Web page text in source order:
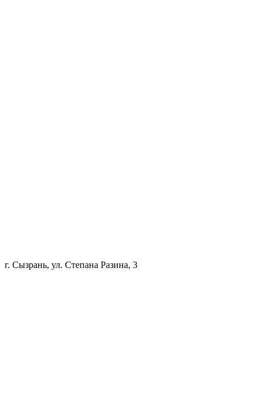
г. Сызрань, ул. Степана Разина, 3